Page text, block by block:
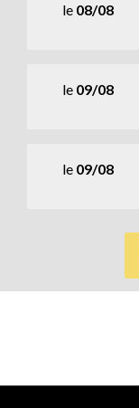
le 08/08
le 09/08
le 09/08